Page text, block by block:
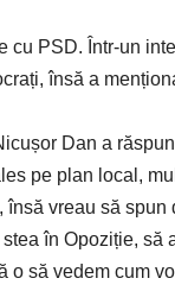
cu PSD. Într-un
însă a
Dan a
pe plan local,
vreau să spun
în Opoziție, să
o să vedem cum